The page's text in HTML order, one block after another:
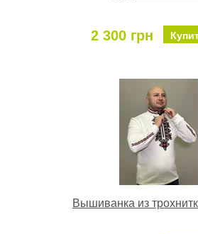
2 300 грн
Вышиванка из